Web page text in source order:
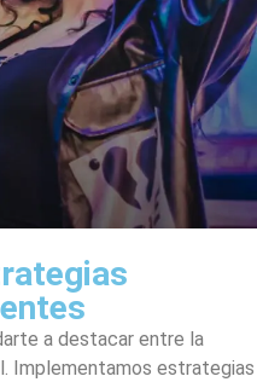
a destacar entre la
Implementamos estrategias